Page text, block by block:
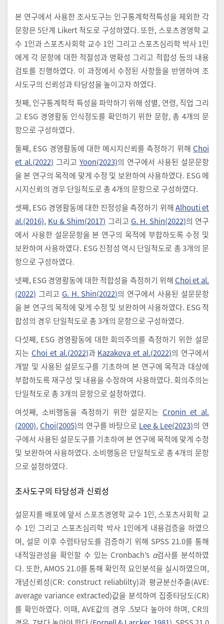
본 연구에서 사용한 조사도구는 인구통계학적특성을 제외한 각
문항은 5단계 Likert 척도로 구성하였다. 또한, 스포츠경영학 교
수 1인과 스포츠사회학 교수 1인 그리고 스포츠심리학 박사 1인
에게 각 문항에 대한 적절성과 명확성 그리고 적합성 등의 내용
검토를 진행하였다. 이 과정에서 수정된 사항들을 반영하여 조
사도구의 신뢰성과 타당성을 높이고자 하였다.
첫째, 인구통계학적 특성을 파악하기 위해 성별, 연령, 직업 그리
고 ESG 경영활동 인식정도를 확인하기 위한 문항, 총 4개의 문
항으로 구성하였다.
둘째, ESG 경영활동에 대한 메시지신뢰를 측정하기 위해 Choi
et al.(2022) 그리고 Yoon(2023)의 연구에서 사용된 설문문항
을 본 연구의 목적에 맞게 수정 및 보완하여 사용하였다. ESG 메
시지신뢰의 경우 단일척도로 총 4개의 문항으로 구성하였다.
셋째, ESG 경영활동에 대한 진정성을 측정하기 위해Alhouti et
al.(2016), Ku & Shim(2017) 그리고 G. H. Shin(2022)의 연구
에서 사용한 설문문항을 본 연구의 목적에 부합하도록 수정 및
보완하여 사용하였다. ESG 진정성 역시 단일척도로 총 3개의 문
항으로 구성하였다.
넷째, ESG 경영활동에 대한 적합성을 측정하기 위해 Choi et al.
(2022) 그리고 G. H. Shin(2022)의 연구에서 사용된 설문문항
을 본 연구의 목적에 맞게 수정 및 보완하여 사용하였다. ESG 적
합성의 경우 단일척도로 총 3개의 문항으로 구성하였다.
다섯째, ESG 경영활동에 대한 회의주의를 측정하기 위한 설문
지는 Choi et al.(2022)과 Kazakova et al.(2022)의 연구에서
개발 및 사용된 설문도구를 기초하여 본 연구에 목적과 대상에
부합하도록 재구성 및 내용을 수정하여 사용하였다. 회의주의는
단일척도로 총 3개의 문항으로 설정하였다.
여섯째, 소비행동을 측정하기 위한 설문지는 Cronin et al.
(2000), Choi(2005)의 연구를 바탕으로 Lee & Lee(2023)의 연
구에서 사용된 설문도구를 기초하여 본 연구에 목적에 맞게 수정
및 보완하여 사용하였다. 소비행동은 단일척도로 총 4개의 문항
으로 설정하였다.
조사도구의 타당성과 신뢰성
설문지를 배포에 앞서 스포츠경영학 교수 1인, 스포츠사회학 교
수 1인 그리고 스포츠심리학 박사 1인에게 내용검증을 하였으
며, 설문 이후 수렴타당도를 검증하기 위해 SPSS 21.0를 통해
내적일관성을 확인할 수 있는 Cronbach’s α검사를 분석하였
다. 또한, AMOS 21.0를 통해 확인적 요인분석을 실시하였으며,
개념신뢰성(CR: construct reliablilty)과 평균분산추출(AVE:
average variance extracted)값을 분석하여 집중타당도(CR)
를 확인하였다. 이때, AVE값의 경우 .5보다 높아야 하며, CR의